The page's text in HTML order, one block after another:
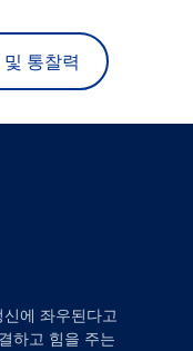
통찰력
에 좌우된다고
하고 힘을 주는